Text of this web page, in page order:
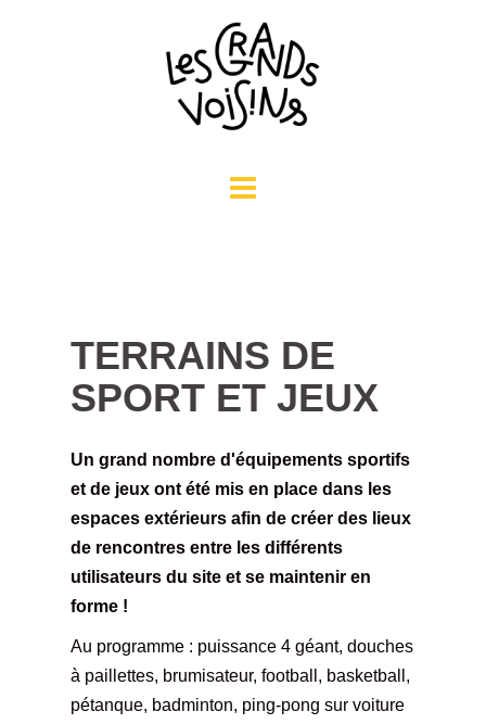
TERRAINS DE
SPORT ET JEUX
Un grand nombre d'équipements sportifs
et de jeux ont été mis en place dans les
espaces extérieurs afin de créer des lieux
de rencontres entre les différents
utilisateurs du site et se maintenir en
forme !
Au programme : puissance 4 géant, douches
à paillettes, brumisateur, football, basketball,
pétanque, badminton, ping-pong sur voiture